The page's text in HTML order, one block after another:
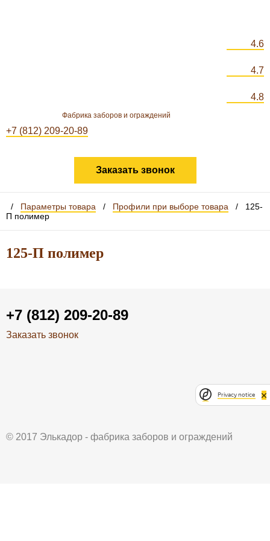
Фабрика заборов и ограждений
4.6
4.7
4.8
+7 (812) 209-20-89
Заказать звонок
/ Параметры товара / Профили при выборе товара /
125-
П полимер
125-П полимер
+7 (812) 209-20-89
Заказать звонок
© 2017 Элькадор - фабрика заборов и ограждений
Privacy notice